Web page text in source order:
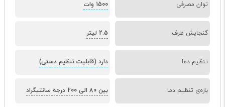
توان مصرفی 1500 وات
گنجایش ظرف 2.5 لیتر
تنظیم دما دارد (قابلیت تنظیم دستی)
بازه‌ی تنظیم دما بین 80 الی 200 درجه سانتیگراد